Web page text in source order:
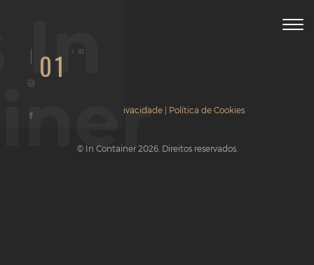
01 / 01
Política de Privacidade| Política de Cookies
© In Container 2026. Direitos reservados.